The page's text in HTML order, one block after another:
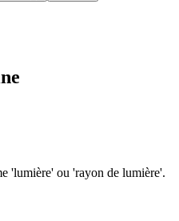
'lumière' ou 'rayon de lumière'.